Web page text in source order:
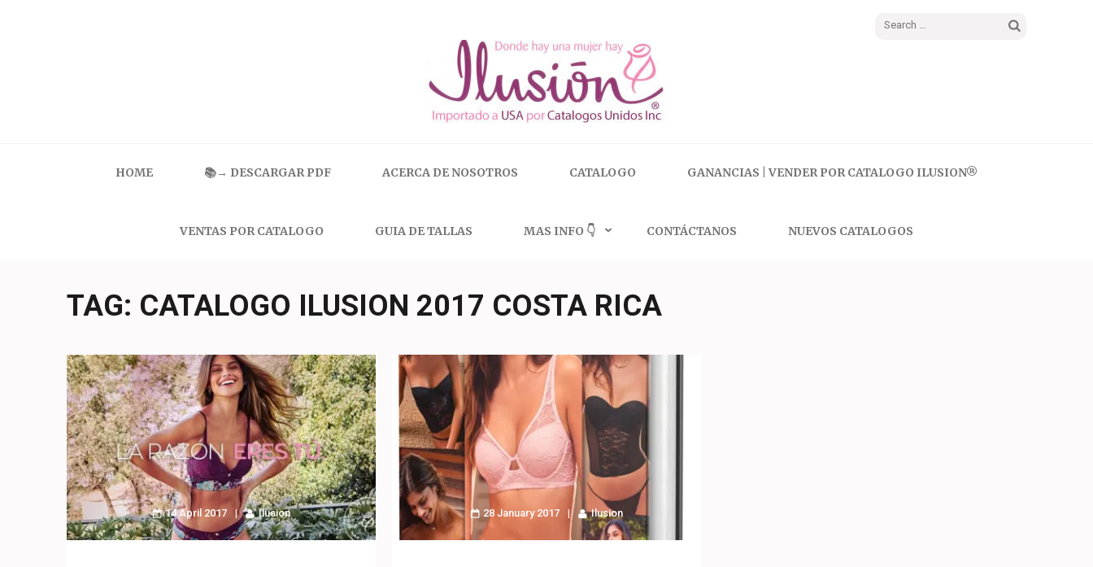
Search
HOME 📚→ DESCARGAR PDF ACERCA DE NOSOTROS CATALOGO GANANCIAS | VENDER POR CATALOGO ILUSION®
VENTAS POR CATALOGO GUIA DE TALLAS MAS INFO 👇 CONTÁCTANOS NUEVOS CATALOGOS
TAG: CATALOGO ILUSION 2017 COSTA RICA
14 April 2017 Ilusion 28 January 2017 Ilusion